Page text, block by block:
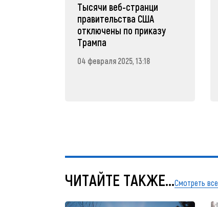
Тысячи веб-странци
правительства США
отключены по приказу
Трампа
04 февраля 2025, 13:18
ЧИТАЙТЕ ТАКЖЕ...Смотреть все